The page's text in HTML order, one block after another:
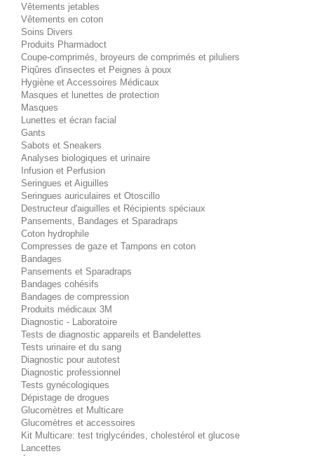
Vêtements jetables
Vêtements en coton
Soins Divers
Produits Pharmadoct
Coupe-comprimés, broyeurs de comprimés et piluliers
Piqûres d'insectes et Peignes à poux
Hygiène et Accessoires Médicaux
Masques et lunettes de protection
Masques
Lunettes et écran facial
Gants
Sabots et Sneakers
Analyses biologiques et urinaire
Infusion et Perfusion
Seringues et Aiguilles
Seringues auriculaires et Otoscillo
Destructeur d'aiguilles et Récipients spéciaux
Pansements, Bandages et Sparadraps
Coton hydrophile
Compresses de gaze et Tampons en coton
Bandages
Pansements et Sparadraps
Bandages cohésifs
Bandages de compression
Produits médicaux 3M
Diagnostic - Laboratoire
Tests de diagnostic appareils et Bandelettes
Tests urinaire et du sang
Diagnostic pour autotest
Diagnostic professionnel
Tests gynécologiques
Dépistage de drogues
Glucomètres et Multicare
Glucomètres et accessoires
Kit Multicare: test triglycérides, cholestérol et glucose
Lancettes